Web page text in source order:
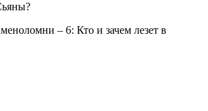
– 6: Кто и зачем лезет в